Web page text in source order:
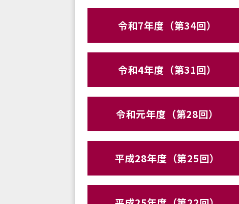
令和7年度（第34回）
令和4年度（第31回）
令和元年度（第28回）
平成28年度（第25回）